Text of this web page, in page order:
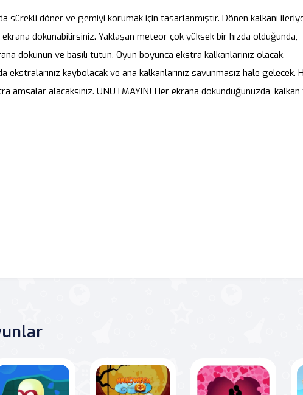
sürekli döner ve gemiyi korumak için tasarlanmıştır. Dönen kalkanı
dokunabilirsiniz. Yaklaşan meteor çok yüksek bir hızda olduğunda,
dokunun ve basılı tutun. Oyun boyunca ekstra kalkanlarınız olacak.
ekstralarınız kaybolacak ve ana kalkanlarınız savunmasız hale gelecek.
amsalar alacaksınız. UNUTMAYIN! Her ekrana dokunduğunuzda,